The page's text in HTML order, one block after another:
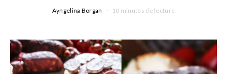
Ayngelina Borgan 10 minutes de lecture